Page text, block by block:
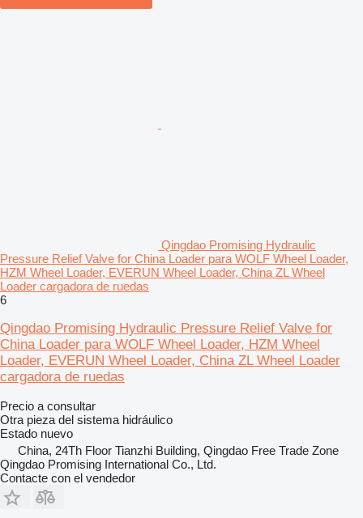
Qingdao Promising Hydraulic
Pressure Relief Valve for China Loader para WOLF Wheel Loader,
HZM Wheel Loader, EVERUN Wheel Loader, China ZL Wheel
Loader cargadora de ruedas
6
Qingdao Promising Hydraulic Pressure Relief Valve for
China Loader para WOLF Wheel Loader, HZM Wheel
Loader, EVERUN Wheel Loader, China ZL Wheel Loader
cargadora de ruedas
Precio a consultar
Otra pieza del sistema hidráulico
Estado nuevo
China, 24Th Floor Tianzhi Building, Qingdao Free Trade Zone
Qingdao Promising International Co., Ltd.
Contacte con el vendedor